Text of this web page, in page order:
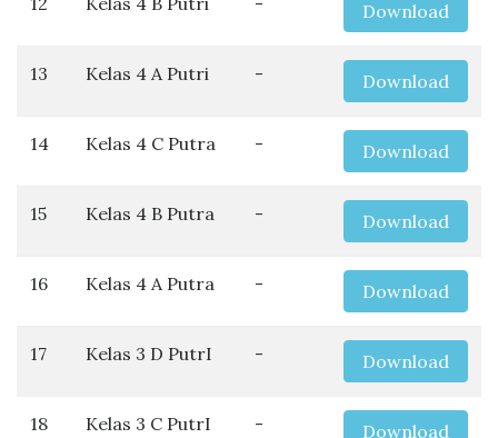
Download
13 Kelas 4 A Putri - Download
14 Kelas 4 C Putra - Download
15 Kelas 4 B Putra - Download
16 Kelas 4 A Putra - Download
17 Kelas 3 D PutrI - Download
18 Kelas 3 C PutrI - Download